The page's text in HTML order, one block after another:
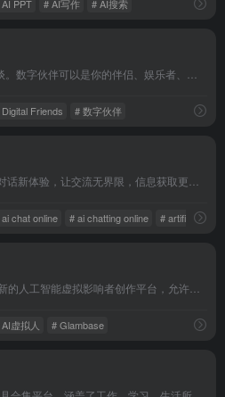
PPT # AI写作 # AI搜索
Friends # 数字伙伴
chat online # ai chatting online # artificial chat
虚拟人 # Glambase